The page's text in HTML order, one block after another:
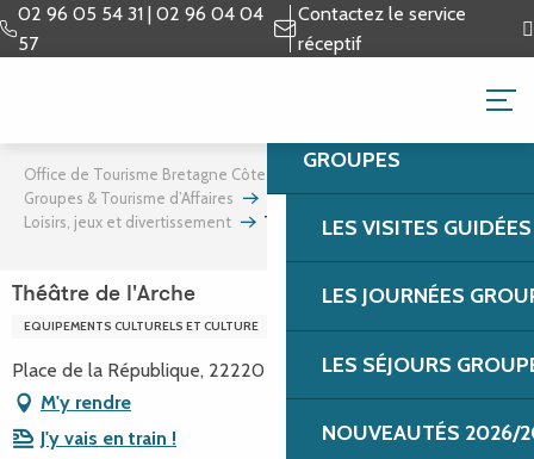
Aller
au
02 96 05 54 31 | 02 96 04 04
57
Contactez le service
réceptif
GROUPES &
GROUPES
LES VISITES
LES JOURNÉES
LES SÉJOURS
NOUVEAUTÉS 2026/
Office de Tourisme Bretagne Côte de Granit Rose
Groupes & Tourisme d’Affaires
Team building et incentives
Loisirs, jeux et divertissement
Théâtre de l'Arche
Théâtre de l'Arche
EQUIPEMENTS CULTURELS ET CULTURE
Place de la République, 22220 Tréguier
M'y rendre
J'y vais en train !